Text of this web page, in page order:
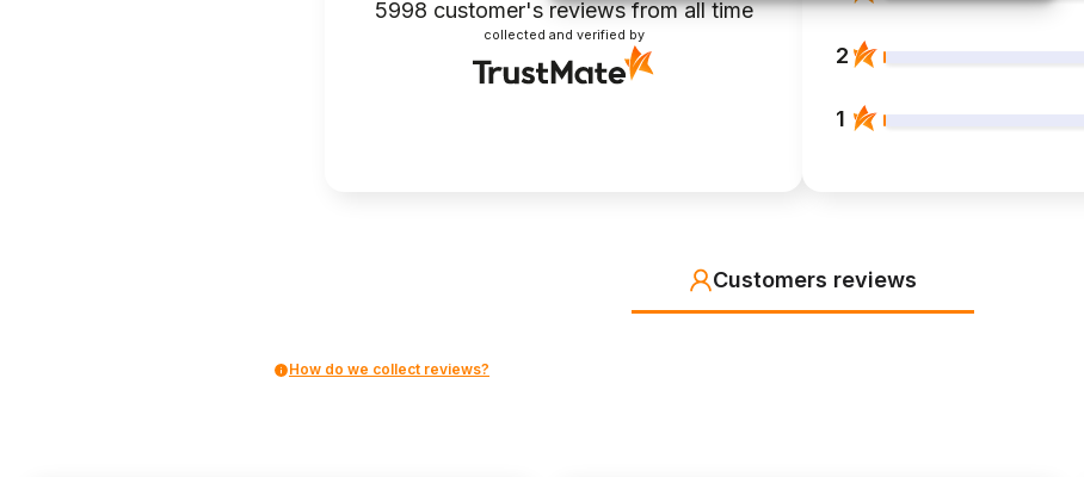
5998 customer's reviewsfrom all time
collected and verified by
2
1
Customers reviews
How do we collect reviews?